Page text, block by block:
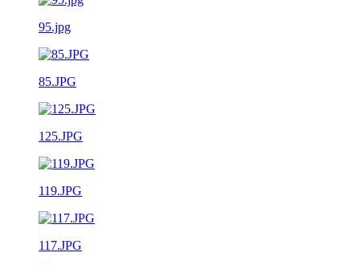
95.jpg
85.JPG
125.JPG
119.JPG
117.JPG